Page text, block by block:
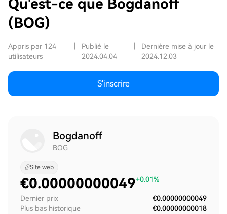
Qu'est-ce que Bogdanoff
(BOG)
Appris par 124
utilisateurs
Publié le
2024.04.04
Dernière mise à jour le
2024.12.03
S'inscrire
Bogdanoff
BOG
Site web
€0.00000000049+0.01%
Dernier prix
€0.00000000049
Plus bas historique
€0.00000000018